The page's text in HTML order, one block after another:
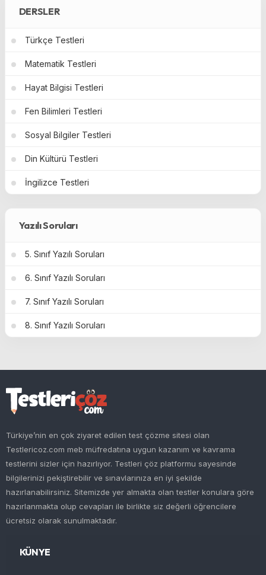
DERSLER
Türkçe Testleri
Matematik Testleri
Hayat Bilgisi Testleri
Fen Bilimleri Testleri
Sosyal Bilgiler Testleri
Din Kültürü Testleri
İngilizce Testleri
Yazılı Soruları
5. Sınıf Yazılı Soruları
6. Sınıf Yazılı Soruları
7. Sınıf Yazılı Soruları
8. Sınıf Yazılı Soruları
Türkiye’nin en çok ziyaret edilen test çözme sitesi olan
Testlericoz.com meb müfredatına uygun kazanım ve kavrama
testlerini sizler için hazırlıyor. Testleri çöz platformu sayesinde
bilgilerinizi pekiştirebilir ve sınavlarınıza en iyi şekilde
hazırlanabilirsiniz. Sitemizde yer almakta olan testler konulara göre
hazırlanmakta olup cevapları ile birlikte siz değerli öğrencilere
ücretsiz olarak sunulmaktadır.
KÜNYE